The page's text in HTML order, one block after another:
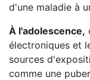
d'une maladie à
À l'adolescence,
électroniques et
sources
comme une